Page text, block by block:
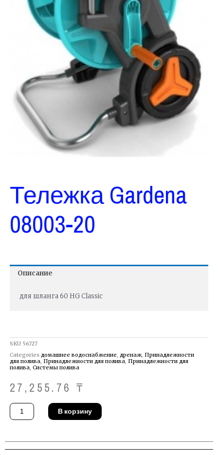
Тележка Gardena
08003-20
Описание
для шланга 60 HG Classic
SKU 56727
Categories домашнее водоснабжение дренаж Принадлежности
для полива Принадлежности для полива Принадлежности для
полива Системы полива
27,255.76 ₸
Количество
товара
Тележка
В корзину